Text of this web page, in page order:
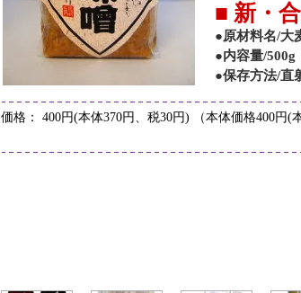
■ 新・
●原材料名/大
●内容量/
●保存方法/直
価格： 400円(本体370円、税30円) （本体価格400